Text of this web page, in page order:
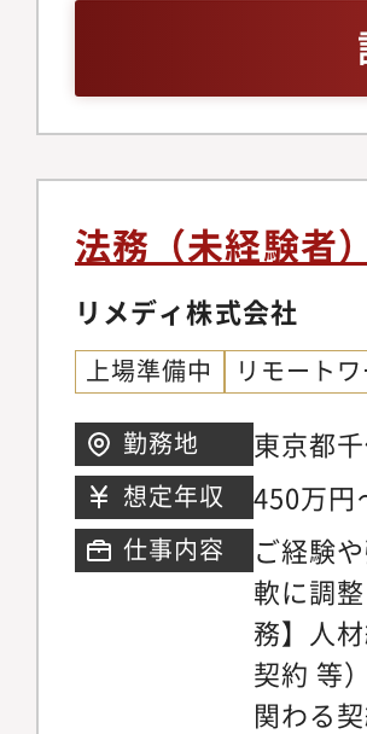
画鑑賞
があり
し合い
メール
とがで
視野が
に、疑
すい環
くださ
す。・
できる
で、通
（既存
社内法
査、リ
ペレー
徴】・
してい
割を担
れる・
普段の
年目の
さらに
て参画
都合上
るケー
た上、
勤につ
です。
ティン
部メン
法務（未経験者）
リメディ株式会社
上場準備中 リモート
勤務地
東京都
6階
想定年収
仕事内容
ご経験
軟に調
務】人
契約 等
関わる